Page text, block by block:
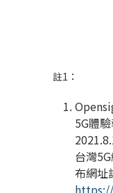
註1 ：
5G體
台灣5G
布網址